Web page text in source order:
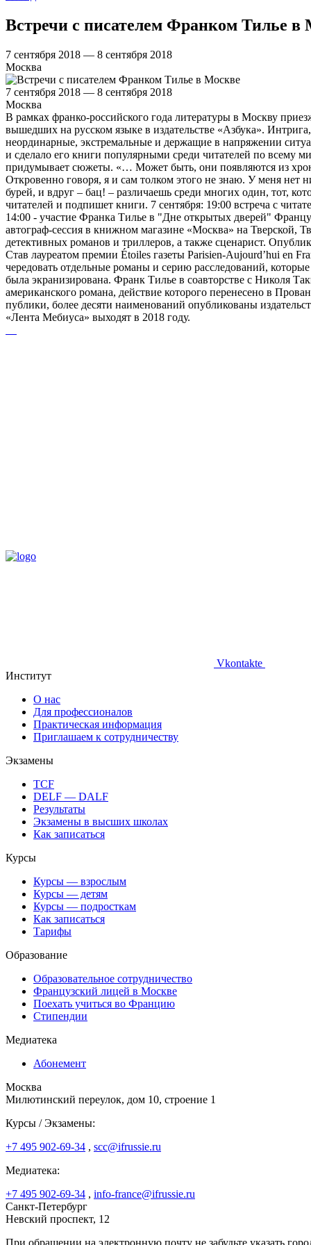
Встречи с писателем Франком Тилье в
7 сентября 2018 — 8 сентября 2018
Москва
7 сентября 2018 — 8 сентября 2018
Москва
В рамках франко-российского года литературы в Москву
вышедших на русском языке в издательстве «Азбука».
неординарные, экстремальные и держащие в напряжении
и сделало его книги популярными среди читателей по всему
придумывает сюжеты. «… Может быть, они появляются из
Откровенно говоря, я и сам толком этого не знаю. У меня нет
бурей, и вдруг – бац! – различаешь среди многих один, тот,
читателей и подпишет книги. 7 сентября: 19:00 встреча с
14:00 - участие Франка Тилье в "Дне открытых дверей"
автограф-сессия в книжном магазине «Москва» на Тверской,
детективных романов и триллеров, а также сценарист.
Став лауреатом премии Étoiles газеты Parisien-Aujourd’hui en
чередовать отдельные романы и серию расследований,
была экранизирована. Франк Тилье в соавторстве с Николя
американского романа, действие которого перенесено в
публики, более десяти наименований опубликованы
«Лента Мебиуса» выходят в 2018 году.
Vkontakte
Институт
О нас
Для профессионалов
Практическая информация
Приглашаем к сотрудничеству
Экзамены
TCF
DELF — DALF
Результаты
Экзамены в высших школах
Как записаться
Курсы
Курсы — взрослым
Курсы — детям
Курсы — подросткам
Как записаться
Тарифы
Образование
Образовательное сотрудничество
Французский лицей в Москве
Поехать учиться во Францию
Стипендии
Медиатека
Абонемент
Москва
Милютинский переулок, дом 10, строение 1
Курсы / Экзамены:
+7 495 902-69-34 , scc@ifrussie.ru
Медиатека:
+7 495 902-69-34 , info-france@ifrussie.ru
Санкт-Петербург
Невский проспект, 12
При обращении на электронную почту не забудьте указать